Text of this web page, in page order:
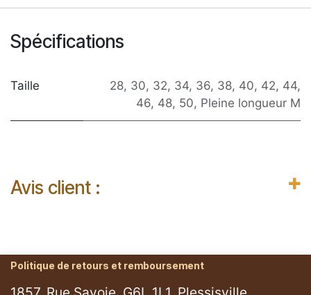
Spécifications
Taille 28, 30, 32, 34, 36, 38, 40, 42, 44,
46, 48, 50, Pleine longueur M
Avis client :
Politique de retours et remboursement